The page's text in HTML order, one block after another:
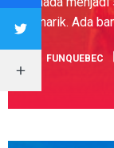
menarik. Ada
ini. Salah
FUNQUEBEC